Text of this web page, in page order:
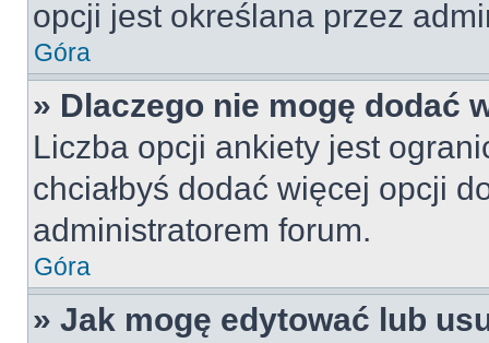
opcji jest określana przez
Góra
» Dlaczego nie mogę dodać
Liczba opcji ankiety jest
chciałbyś dodać więcej opcji
administratorem forum.
Góra
» Jak mogę edytować lub